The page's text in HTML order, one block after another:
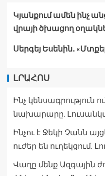
Կյանքում ամեն ինչ
վրայի ծխացող
Սերգեյ Եսենին․
ԼՐԱՀՈՍ
Ինչ կենսագրություն
նախարարը.
Ինչու է Ջեկի Չանն
ուժեր են ուղեկցում.
Վաղը մենք Ազգային